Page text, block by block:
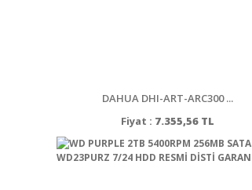
DAHUA DHI-ART-ARC300 ...
Fiyat : 7.355,56 TL